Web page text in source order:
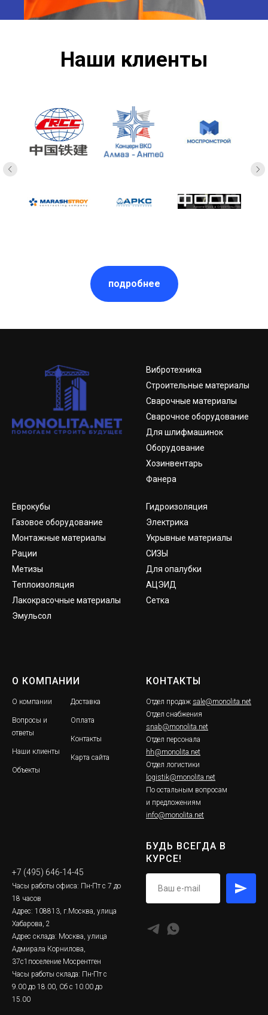
Наши клиенты
подробнее
Вибротехника
Строительные материалы
Сварочные материалы
Сварочное оборудование
Для шлифмашинок
Оборудование
Хозинвентарь
Фанера
Еврокубы
Газовое оборудование
Монтажные материалы
Рации
Метизы
Теплоизоляция
Лакокрасочные материалы
Эмульсол
Гидроизоляция
Электрика
Укрывные материалы
СИЗЫ
Для опалубки
АЦЭИД
Сетка
О КОМПАНИИ
О компании
Вопросы и
ответы
Наши клиенты
Объекты
Доставка
Оплата
Контакты
Карта сайта
КОНТАКТЫ
Отдел продаж sale@monolita.net
Отдел снабжения
snab@monolita.net
Отдел персонала
hh@monolita.net
Отдел логистики
logistik@monolita.net
По остальным вопросам
и предложениям
info@monolita.net
+7 (495) 646-14-45
Часы работы офиса: Пн-Пт с 7 до
18 часов
Адрес: 108813, г.Москва, улица
Хабарова, 2
Адрес склада: Москва, улица
Адмирала Корнилова,
37с1поселение Мосрентген
Часы работы склада: Пн-Пт с
9.00 до 18.00, Сб с 10.00 до
15.00
БУДЬ ВСЕГДА В
КУРСЕ!